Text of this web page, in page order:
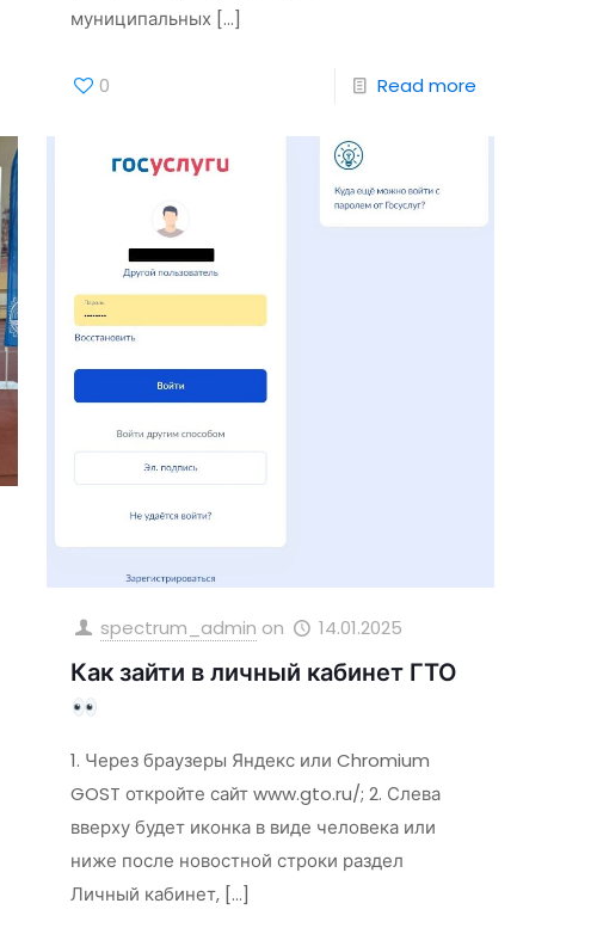
муниципальных […]
0 Read more
spectrum_admin on 14.01.2025
Как зайти в личный кабинет ГТО
1. Через браузеры Яндекс или Chromium
GOST откройте сайт www.gto.ru/; 2. Слева
вверху будет иконка в виде человека или
ниже после новостной строки раздел
Личный кабинет, […]